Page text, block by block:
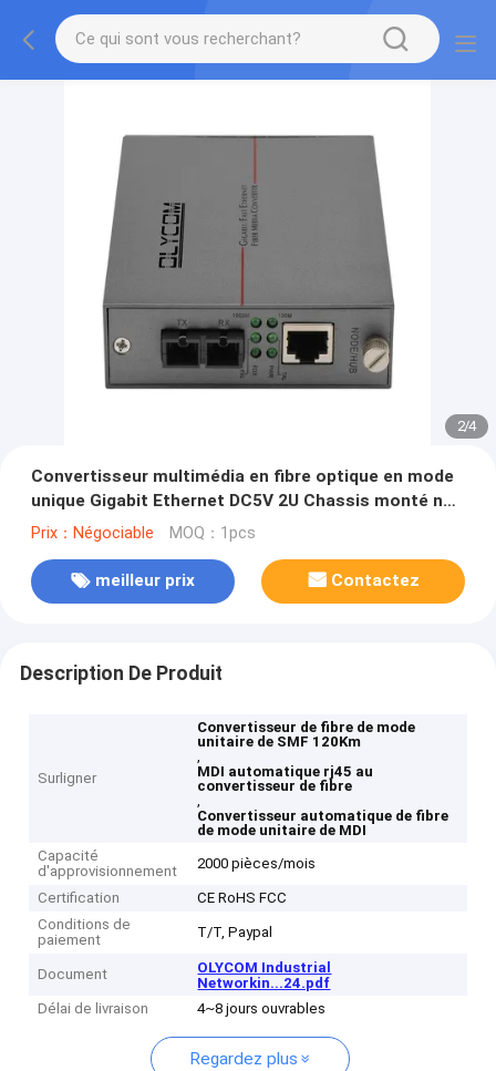
2/4
Convertisseur multimédia en fibre optique en mode
unique Gigabit Ethernet DC5V 2U Chassis monté non
géré
Prix：Négociable MOQ：1pcs
meilleur prix Contactez
Description De Produit
Surligner
Convertisseur de fibre de mode
unitaire de SMF 120Km
,
MDI automatique rj45 au
convertisseur de fibre
,
Convertisseur automatique de fibre
de mode unitaire de MDI
Capacité
d'approvisionnement
2000 pièces/mois
Certification
CE RoHS FCC
Conditions de
paiement
T/T, Paypal
Document
OLYCOM Industrial
Networkin...24.pdf
Délai de livraison
4~8 jours ouvrables
Regardez plus